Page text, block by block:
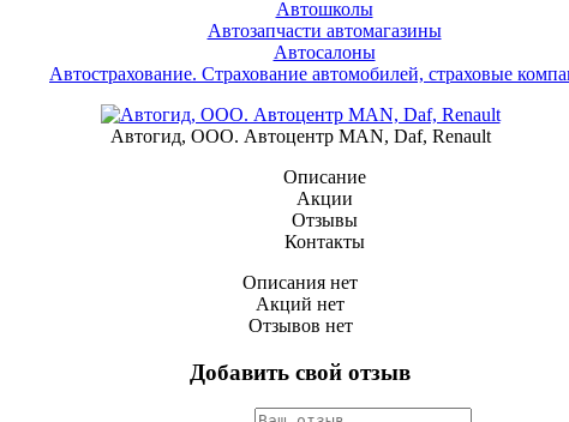
Автошколы
Автозапчасти автомагазины
Автосалоны
Автострахование. Страхование автомобилей, страховые
Автогид, ООО. Автоцентр MAN, Daf, Renault
Описание
Акции
Отзывы
Контакты
Описания нет
Акций нет
Отзывов нет
Добавить свой отзыв